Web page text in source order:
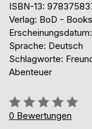
ISBN-13:
Verlag: BoD -
Sprache: Deutsch
Schlagworte:
Abenteuer
Bewertung::
0%
0 Bewertungen